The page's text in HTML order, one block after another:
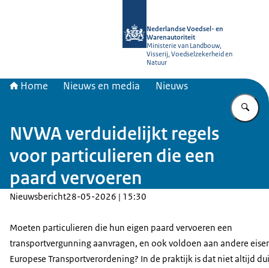
Nederlandse Voedsel- en
Warenautoriteit
Ministerie van Landbouw,
Visserij, Voedselzekerheid en
Natuur
Home Nieuws en media Nieuws
NVWA verduidelijkt regels
voor particulieren die een
paard vervoeren
Nieuwsbericht28-05-2026 | 15:30
Moeten particulieren die hun eigen paard vervoeren een
transportvergunning aanvragen, en ook voldoen aan andere
Europese Transportverordening? In de praktijk is dat niet altijd